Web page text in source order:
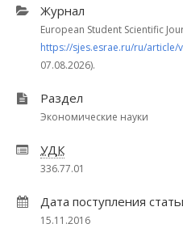
Журнал
European Student Scientific
https://sjes.esrae.ru/ru/article/
07.08.2026).
Раздел
Экономические науки
УДК
336.77.01
Дата поступления
15.11.2016